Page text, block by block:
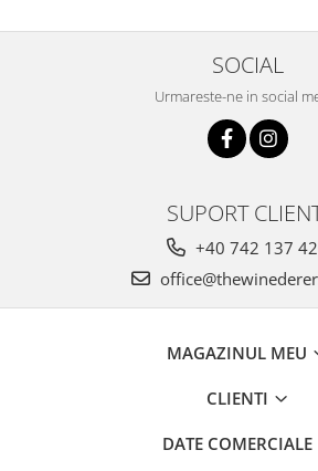
SOCIAL
Urmareste-ne in social
SUPORT
+40 742 137
MAGAZINUL MEU
CLIENTI
DATE COMERCIALE